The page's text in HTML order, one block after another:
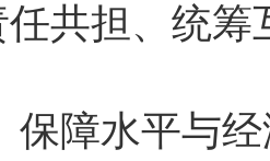
共担、统
水平与经